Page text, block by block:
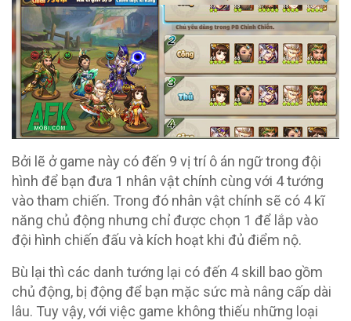
Bởi lẽ ở game này có đến 9 vị trí ô án ngữ trong đội
hình để bạn đưa 1 nhân vật chính cùng với 4 tướng
vào tham chiến. Trong đó nhân vật chính sẽ có 4 kĩ
năng chủ động nhưng chỉ được chọn 1 để lắp vào
đội hình chiến đấu và kích hoạt khi đủ điểm nộ.
Bù lại thì các danh tướng lại có đến 4 skill bao gồm
chủ động, bị động để bạn mặc sức mà nâng cấp dài
lâu. Tuy vậy, với việc game không thiếu những loại